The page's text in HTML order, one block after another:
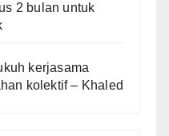
2 bulan untuk
kerjasama
kolektif – Khaled